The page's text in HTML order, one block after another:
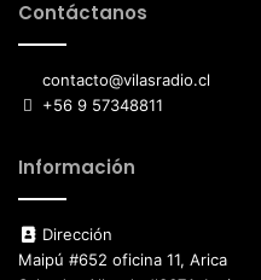
Contáctanos
contacto@vilasradio.cl
+56 9 57348811
Información
Dirección
Maipú #652 oficina 11, Arica